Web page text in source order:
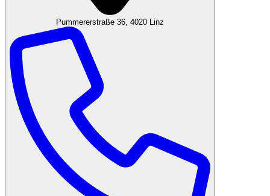
Pummererstraße 36, 4020 Linz